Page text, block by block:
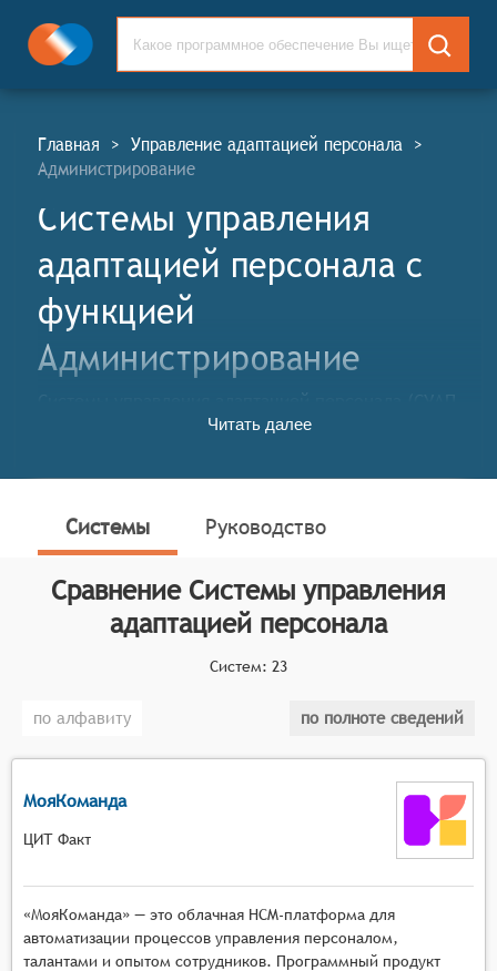
Главная > Управление адаптацией персонала >
Администрирование
Системы управления
адаптацией персонала c
функцией
Администрирование
Системы управления адаптацией персонала (СУАП,
англ. Personnel Onboarding Management Systems,
интеграции новых сотрудников – это программное
организовать и упростить процесс включения новых
сотрудников в компанию. Системы позволяют
автоматизировать процедуры и процессы, связанные
с обучением, подготовкой рабочих мест,
внедрением в рабочую группу и деловым
общением. С помощью СУАП компании могут
ускорить и улучшить процесс обучения, снизить
Классификатор программных продуктов Соваре
определяет конкретные функциональные критерии
для систем. Для того чтобы соответствовать
категории систем управления адаптацией
персонала, они должны иметь следующие
функциональные возможности:
Читать далее
Системы Руководство
Сравнение Системы управления
адаптацией персонала
Систем: 23
по алфавиту по полноте сведений
МояКоманда
ЦИТ Факт
«МояКоманда» — это облачная HCM-платформа для
автоматизации процессов управления персоналом,
талантами и опытом сотрудников. Программный продукт